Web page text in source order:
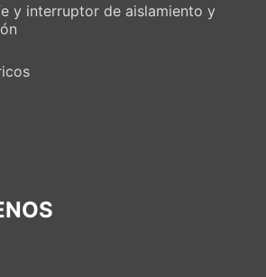
y interruptor de aislamiento y